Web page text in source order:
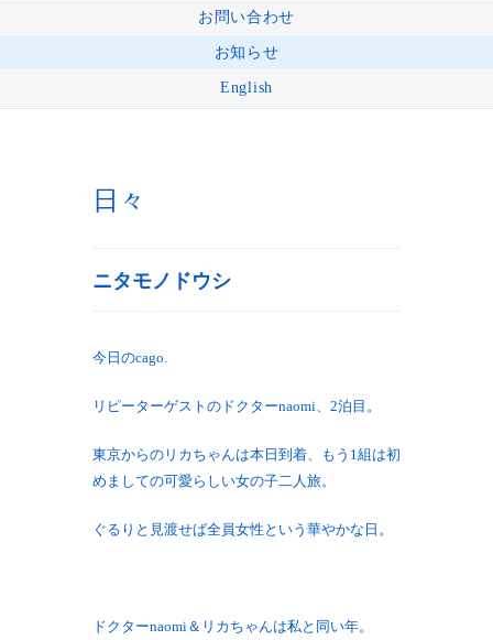
お問い合わせ
お知らせ
English
日々
ニタモノドウシ
今日のcago.
リピーターゲストのドクターnaomi、2泊目。
東京からのリカちゃんは本日到着、もう1組は初
めましての可愛らしい女の子二人旅。
ぐるりと見渡せば全員女性という華やかな日。
ドクターnaomi＆リカちゃんは私と同い年。